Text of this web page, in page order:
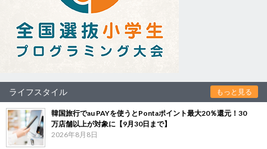
ライフスタイル もっと見る
韓国旅行でau PAYを使うとPontaポイント最大20％還元！30
万店舗以上が対象に【9月30日まで】
2026年8月8日